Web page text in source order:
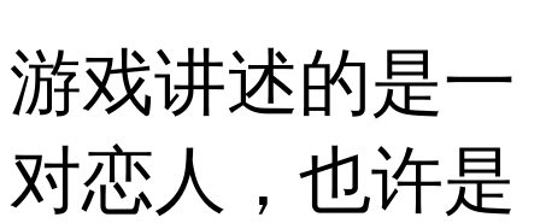
游戏讲述的是一
对恋人，也许是